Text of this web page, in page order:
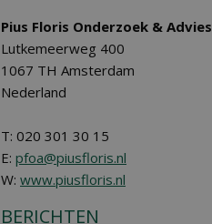
Pius Floris Onderzoek & Advies
Lutkemeerweg 400
1067 TH Amsterdam
Nederland
T: 020 301 30 15
E: pfoa@piusfloris.nl
W: www.piusfloris.nl
BERICHTEN